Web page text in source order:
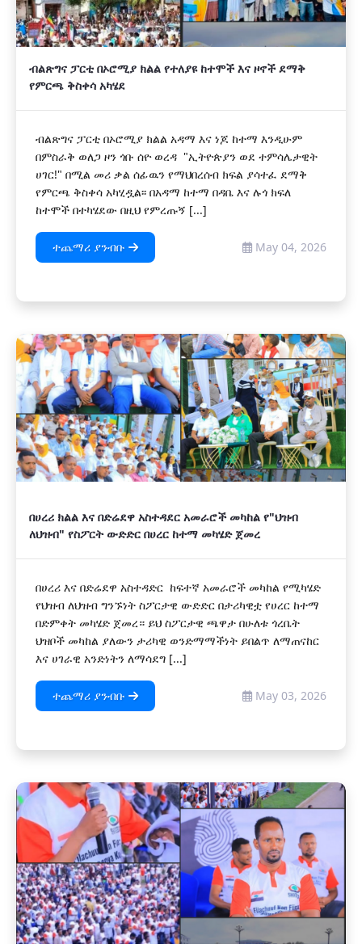
ብልጽግና ፓርቲ በኦሮሚያ ክልል የተለያዩ ከተሞች እና ዞኖች ደማቅ
የምርጫ ቅስቀሳ አካሄደ
ብልጽግና ፓርቲ በኦሮሚያ ክልል አዳማ እና ነጆ ከተማ እንዲሁም
በምስራቅ ወለጋ ዞን ጎቡ ሰዮ ወረዳ "ኢትዮጵያን ወደ ተምሳሌታዊት
ሀገር!" በሚል መሪ ቃል ሰፊዉን የማህበረሰብ ክፍል ያሳተፈ ደማቅ
የምርጫ ቅስቀሳ አካሂዷል፡፡ በአዳማ ከተማ በዳቤ እና ሉጎ ክፍለ
ከተሞች በተካሄደው በዚህ የምረጡኝ [...]
ተጨማሪ ያንብቡ May 04, 2026
በሀረሪ ክልል እና በድሬደዋ አስተዳደር አመራሮች መካከል የ"ህዝብ
ለህዝብ" የስፖርት ውድድር በሀረር ከተማ መካሄድ ጀመረ
በሀረሪ እና በድሬደዋ አስተዳድር ከፍተኛ አመራሮች መካከል የሚካሄድ
የህዝብ ለህዝብ ግንኙነት ስፖርታዊ ውድድር በታሪካዊቷ የሀረር ከተማ
በድምቀት መካሄድ ጀመረ። ይህ ስፖርታዊ ጫዋታ በሁለቱ ጎረቤት
ህዝቦች መካከል ያለውን ታሪካዊ ወንድማማችነት ይበልጥ ለማጠናከር
እና ሀገራዊ አንድነትን ለማሳደግ [...]
ተጨማሪ ያንብቡ May 03, 2026